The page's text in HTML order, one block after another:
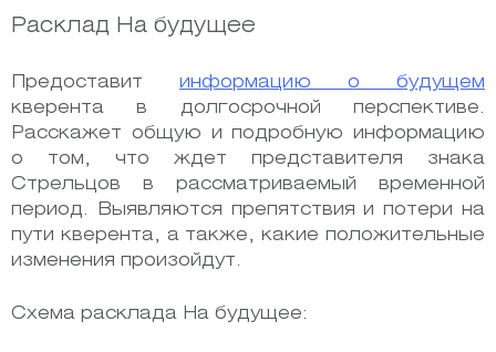
Расклад На будущее
Предоставит информацию о будущем
кверента в долгосрочной перспективе.
Расскажет общую и подробную информацию
о том, что ждет представителя знака
Стрельцов в рассматриваемый временной
период. Выявляются препятствия и потери на
пути кверента, а также, какие положительные
изменения произойдут.
Схема расклада На будущее: